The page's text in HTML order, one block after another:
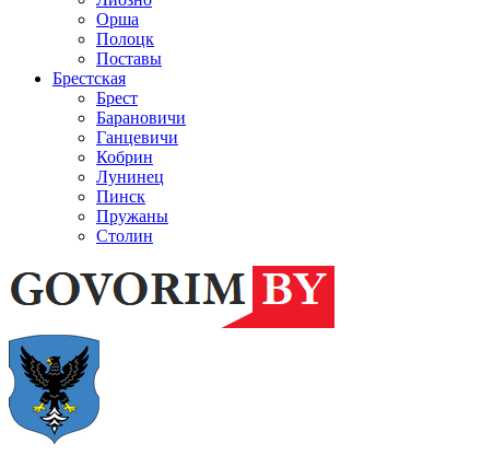
Орша
Полоцк
Поставы
Брестская
Брест
Барановичи
Ганцевичи
Кобрин
Лунинец
Пинск
Пружаны
Столин